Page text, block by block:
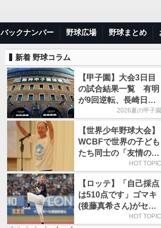
バックナンバー 野球広場 野球まとめ
新着 野球コラム
【甲子園】大会3日目
の試合結果一覧 有明
が9回逆転、長崎日大
は15得点で大勝2026夏の甲子園
【世界少年野球大会】
WCBFで世界の子ども
たち同士の「友情の
輪」が広がる理由HOT TOPIC
【ロッテ】「自己採点
は510点です」ゴマキ
(後藤真希さん)がセレ
モニアルピッチHOT TOPIC